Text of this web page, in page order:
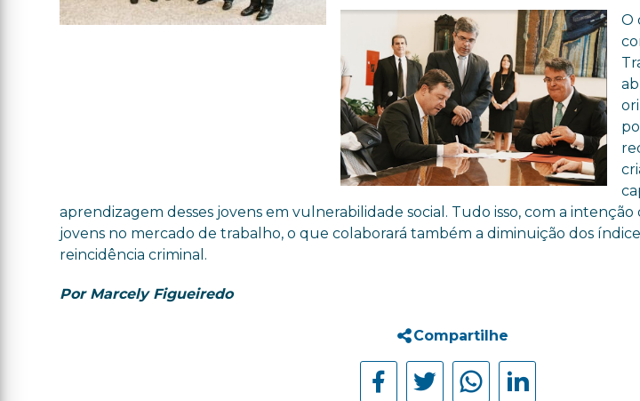
O
aprendizagem desses jovens em vulnerabilidade social. Tudo isso, com a
jovens no mercado de trabalho, o que colaborará também a diminuição dos
reincidência criminal.
Por Marcely Figueiredo
Compartilhe